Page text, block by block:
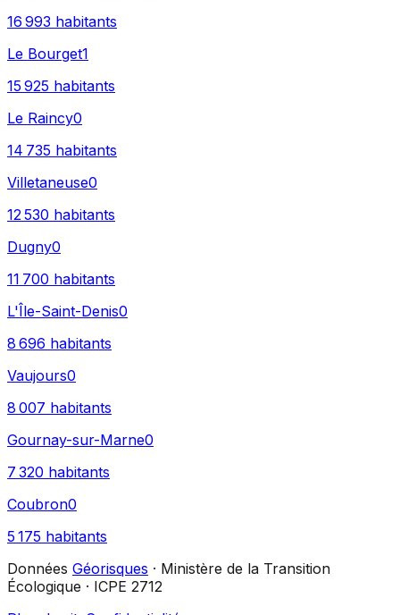
16 993 habitants
Le Bourget1
15 925 habitants
Le Raincy0
14 735 habitants
Villetaneuse0
12 530 habitants
Dugny0
11 700 habitants
L'Île-Saint-Denis0
8 696 habitants
Vaujours0
8 007 habitants
Gournay-sur-Marne0
7 320 habitants
Coubron0
5 175 habitants
Données Géorisques · Ministère de la Transition
Écologique · ICPE 2712